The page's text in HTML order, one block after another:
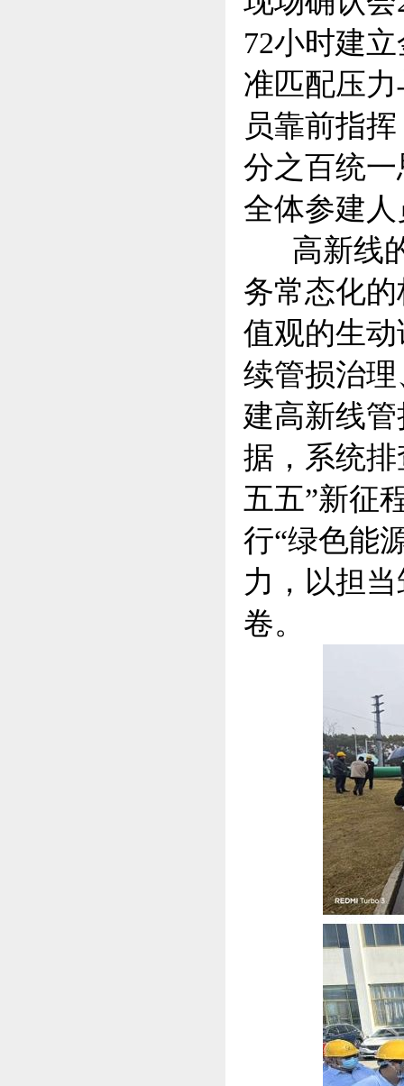
72小时建
准匹配压
员靠前指
分之百统
全体参建
高新线的
务常态化
值观的生
续管损治
建高新线
据，系统
五五”新征
行“绿色能
力，以担
卷。